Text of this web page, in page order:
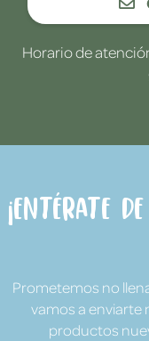
Horario de
¡Entérate
Prometemos no
vamos a enviarte
productos